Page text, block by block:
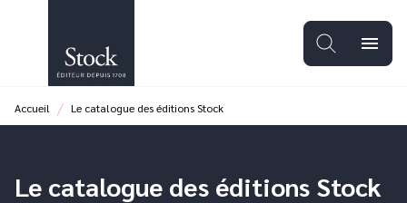
PIED DE PAGE
menu
Accueil / Le catalogue des éditions Stock
Le catalogue des éditions Stock